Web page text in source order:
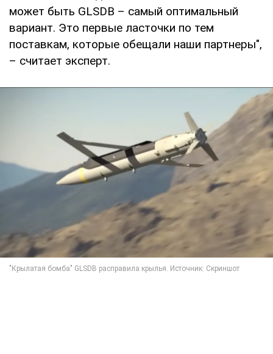
может быть GLSDB – самый оптимальный
вариант. Это первые ласточки по тем
поставкам, которые обещали наши партнеры",
– считает эксперт.